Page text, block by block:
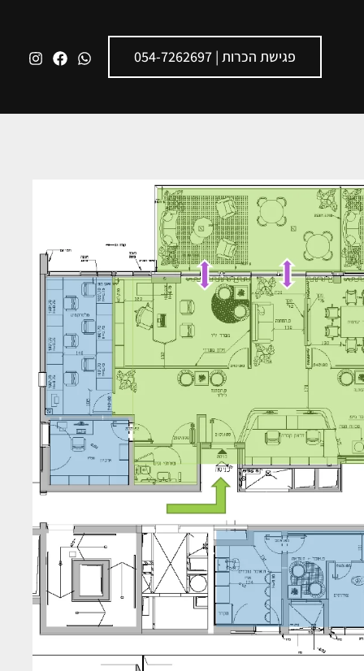
פגישת הכרות | 054-7262697